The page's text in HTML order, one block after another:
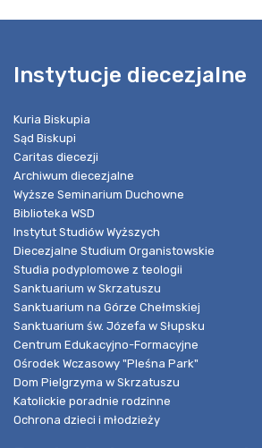
Instytucje diecezjalne
Kuria Biskupia
Sąd Biskupi
Caritas diecezji
Archiwum diecezjalne
Wyższe Seminarium Duchowne
Biblioteka WSD
Instytut Studiów Wyższych
Diecezjalne Studium Organistowskie
Studia podyplomowe z teologii
Sanktuarium w Skrzatuszu
Sanktuarium na Górze Chełmskiej
Sanktuarium św. Józefa w Słupsku
Centrum Edukacyjno-Formacyjne
Ośrodek Wczasowy "Pleśna Park"
Dom Pielgrzyma w Skrzatuszu
Katolickie poradnie rodzinne
Ochrona dzieci i młodzieży